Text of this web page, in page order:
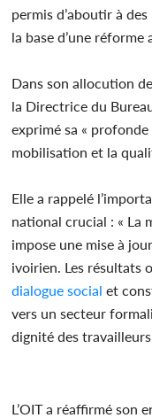
permis d’aboutir à
la base d’une réforme
Dans son allocution
la Directrice du
exprimé sa «
mobilisation et la
Elle a rappelé
national crucial : « La
impose une mise à
ivoirien. Les résultats
dialogue social et
vers un secteur
dignité des
L’OIT a réaffirmé son